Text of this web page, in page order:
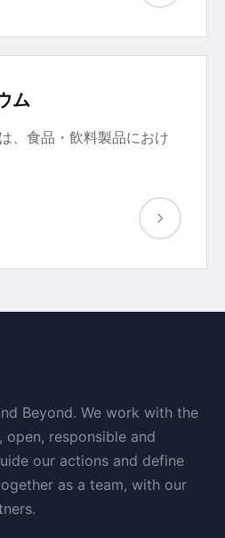
ム
、食品・飲料製品におけ
Beyond. We work with the
responsible and
our actions and define
as a team, with our